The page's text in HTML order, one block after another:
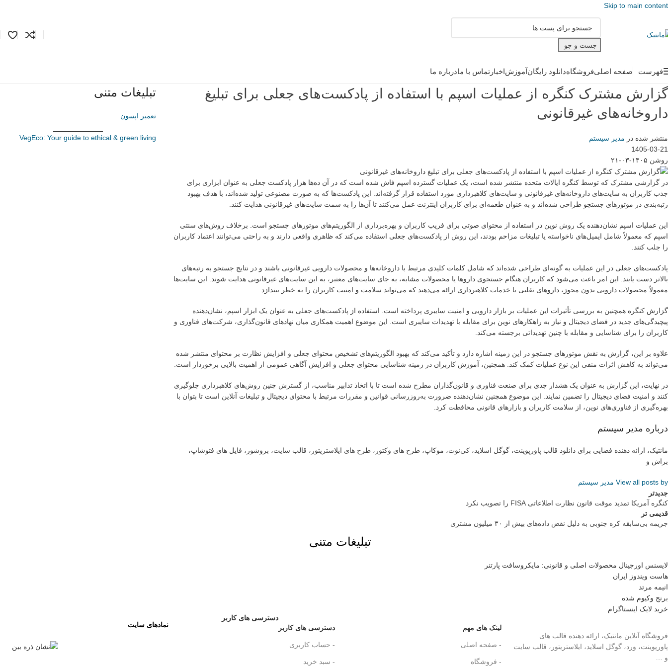
Skip to main content
جست و جو
فهرست صفحه اصلیفروشگاهدانلود رایگانآموزشاخبار تماس با مادرباره ما
گزارش مشترک کنگره از عملیات اسپم با استفاده از پادکست‌های جعلی برای تبلیغ
داروخانه‌های غیرقانونی
منتشر شده در مدیر سیستم
1405-03-21
روشن ۱۴۰۵-۰۳-۲۱
در گزارشی مشترک که توسط کنگره ایالات متحده منتشر شده است، یک عملیات گسترده اسپم فاش شده است که در آن ده‌ها هزار پادکست جعلی به عنوان ابزاری برای
جذب کاربران به سایت‌های داروخانه‌های غیرقانونی و سایت‌های کلاهبرداری مورد استفاده قرار گرفته‌اند. این پادکست‌ها که به صورت مصنوعی تولید شده‌اند، با هدف بهبود
رتبه‌بندی در موتورهای جستجو طراحی شده‌اند و به عنوان طعمه‌ای برای کاربران اینترنت عمل می‌کنند تا آن‌ها را به سمت سایت‌های غیرقانونی هدایت کنند.
این عملیات اسپم نشان‌دهنده یک روش نوین در استفاده از محتوای صوتی برای فریب کاربران و بهره‌برداری از الگوریتم‌های موتورهای جستجو است. برخلاف روش‌های سنتی
اسپم که معمولاً شامل ایمیل‌های ناخواسته یا تبلیغات مزاحم بودند، این روش از پادکست‌های جعلی استفاده می‌کند که ظاهری واقعی دارند و به راحتی می‌توانند اعتماد کاربران
را جلب کنند.
پادکست‌های جعلی در این عملیات به گونه‌ای طراحی شده‌اند که شامل کلمات کلیدی مرتبط با داروخانه‌ها و محصولات دارویی غیرقانونی باشند و در نتایج جستجو به رتبه‌های
بالاتر دست یابند. این امر باعث می‌شود که کاربران هنگام جستجوی داروها یا محصولات مشابه، به جای سایت‌های معتبر، به این سایت‌های غیرقانونی هدایت شوند. این سایت‌ها
معمولاً محصولات دارویی بدون مجوز، داروهای تقلبی یا خدمات کلاهبرداری ارائه می‌دهند که می‌تواند سلامت و امنیت کاربران را به خطر بیندازد.
گزارش کنگره همچنین به بررسی تأثیرات این عملیات بر بازار دارویی و امنیت سایبری پرداخته است. استفاده از پادکست‌های جعلی به عنوان یک ابزار اسپم، نشان‌دهنده
پیچیدگی‌های جدید در فضای دیجیتال و نیاز به راهکارهای نوین برای مقابله با تهدیدات سایبری است. این موضوع اهمیت همکاری میان نهادهای قانون‌گذاری، شرکت‌های فناوری و
کاربران را برای شناسایی و مقابله با چنین تهدیداتی برجسته می‌کند.
علاوه بر این، گزارش به نقش موتورهای جستجو در این زمینه اشاره دارد و تأکید می‌کند که بهبود الگوریتم‌های تشخیص محتوای جعلی و افزایش نظارت بر محتوای منتشر شده
می‌تواند به کاهش اثرات منفی این نوع عملیات کمک کند. همچنین، آموزش کاربران در زمینه شناسایی محتوای جعلی و افزایش آگاهی عمومی از اهمیت بالایی برخوردار است.
در نهایت، این گزارش به عنوان یک هشدار جدی برای صنعت فناوری و قانون‌گذاران مطرح شده است تا با اتخاذ تدابیر مناسب، از گسترش چنین روش‌های کلاهبرداری جلوگیری
کنند و امنیت فضای دیجیتال را تضمین نمایند. این موضوع همچنین نشان‌دهنده ضرورت به‌روزرسانی قوانین و مقررات مرتبط با محتوای دیجیتال و تبلیغات آنلاین است تا بتوان با
بهره‌گیری از فناوری‌های نوین، از سلامت کاربران و بازارهای قانونی محافظت کرد.
درباره مدیر سیستم
مانتیک، ارائه دهنده فضایی برای دانلود قالب پاورپوینت، گوگل اسلاید، کی‌نوت، موکاپ، طرح های وکتور، طرح های ایلاستریتور، قالب سایت، بروشور، فایل های فتوشاپ،
براش و
View all posts by مدیر سیستم
جدیدتر
کنگره آمریکا تمدید موقت قانون نظارت اطلاعاتی FISA را تصویب نکرد
قدیمی تر
جریمه بی‌سابقه کره جنوبی به دلیل نقض داده‌های بیش از ۳۰ میلیون مشتری
تبلیغات متنی
تعمیر اپسون
VegEco: Your guide to ethical & green living
تبلیغات متنی
لایسنس اورجینال محصولات اصلی و قانونی: مایکروسافت پارتنر
هاست ویندوز ایران
انیمه مرتد
برنج وکیوم شده
خرید لایک اینستاگرام
فروشگاه آنلاین مانتیک، ارائه دهنده قالب های
پاورپوینت، ورد، گوگل اسلاید، ایلاستریتور، قالب سایت
و …
لینک های مهم
- صفحه اصلی
- فروشگاه
دسترسی های کاربر
دسترسی های کاربر
- حساب کاربری
- سبد خرید
نمادهای سایت